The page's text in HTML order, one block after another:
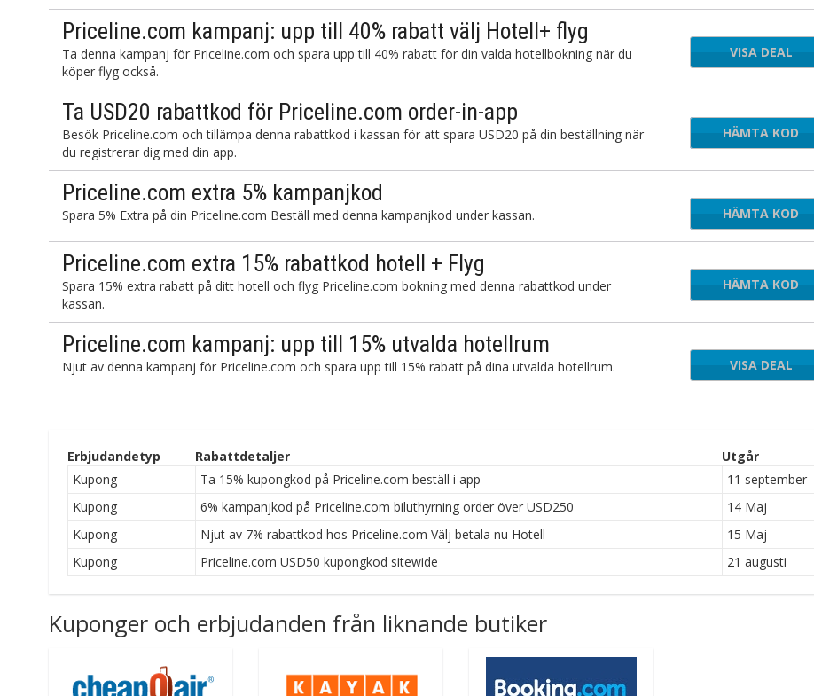
Priceline.com kampanj: upp till 40% rabatt välj Hotell+ flyg
Ta denna kampanj för Priceline.com och spara upp till 40% rabatt för din valda hotellbokning när du
köper flyg också.
VISA DEAL
Ta USD20 rabattkod för Priceline.com order-in-app
Besök Priceline.com och tillämpa denna rabattkod i kassan för att spara USD20 på din beställning när
du registrerar dig med din app.
TAWAY20
HÄMTA KOD
Priceline.com extra 5% kampanjkod
Spara 5% Extra på din Priceline.com Beställ med denna kampanjkod under kassan. U5HTL22
HÄMTA KOD
Priceline.com extra 15% rabattkod hotell + Flyg
Spara 15% extra rabatt på ditt hotell och flyg Priceline.com bokning med denna rabattkod under
kassan.
TEXT15
HÄMTA KOD
Priceline.com kampanj: upp till 15% utvalda hotellrum
Njut av denna kampanj för Priceline.com och spara upp till 15% rabatt på dina utvalda hotellrum. VISA DEAL
Erbjudandetyp Rabattdetaljer
Utgår
Kupong
Ta 15% kupongkod på Priceline.com beställ i app
11 september
Kupong
6% kampanjkod på Priceline.com biluthyrning order över USD250
14 Maj
Kupong
Njut av 7% rabattkod hos Priceline.com Välj betala nu Hotell
15 Maj
Kupong
Priceline.com USD50 kupongkod sitewide 21 augusti
Kuponger och erbjudanden från liknande butiker